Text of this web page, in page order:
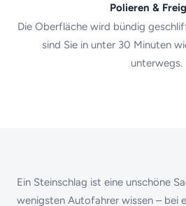
Polieren &
Die Oberfläche wird bündig
sind Sie in unter 30 Minuten
unterwegs.
Ein Steinschlag ist eine unschöne
wenigsten Autofahrer wissen – bei